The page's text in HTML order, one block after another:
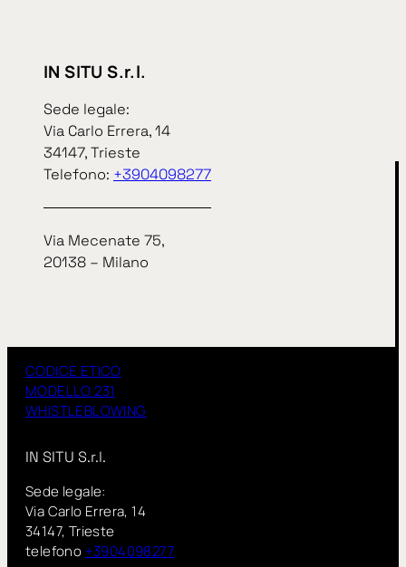
IN SITU S.r.l.
Sede legale:
Via Carlo Errera, 14
34147, Trieste
Telefono: +3904098277
Via Mecenate 75,
20138 – Milano
TUTTE LE NEWS
CODICE ETICO
MODELLO 231
WHISTLEBLOWING
IN SITU S.r.l.
Sede legale:
Via Carlo Errera, 14
34147, Trieste
telefono +3904098277